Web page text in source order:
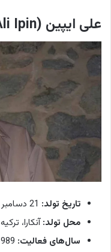
علی ایپین (Ali Ipin) در نقش چتین
تاریخ تولد:
محل تولد:آنکارا، ترکیه
سال‌های فعالیت: